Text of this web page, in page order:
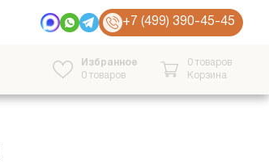
+7 (499) 390-45-45
Избранное
0 товаров
0 товаров
Корзина